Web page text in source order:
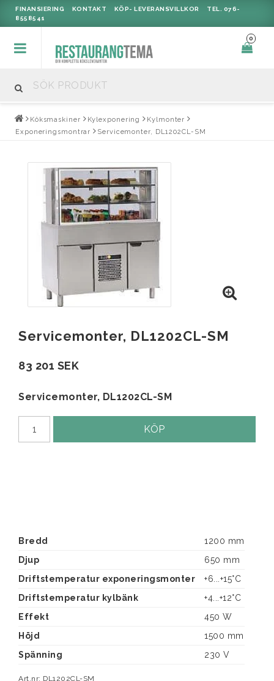
FINANSIERING KONTAKT KÖP- LEVERANSVILLKOR
TEL. 076-
8558541
0
Köksmaskiner Kylexponering
Kylmonter
Exponeringsmontrar
Servicemonter, DL1202CL-SM
Servicemonter, DL1202CL-SM
83 201 SEK
Servicemonter, DL1202CL-SM
KÖP
Bredd
1200 mm
Djup
650 mm
Driftstemperatur exponeringsmonter
+6...+15°C
Driftstemperatur kylbänk
+4...+12°C
Effekt
450 W
Höjd
1500 mm
Spänning
230 V
Art.nr: DL1202CL-SM